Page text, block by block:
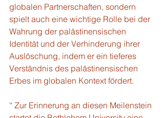
globalen Partnerschaften, sondern
spielt auch eine wichtige Rolle bei der
Wahrung der palästinensischen
Identität und der Verhinderung ihrer
Auslöschung, indem er ein tieferes
Verständnis des palästinensischen
Erbes im globalen Kontext fördert.
“ Zur Erinnerung an diesen Meilenstein